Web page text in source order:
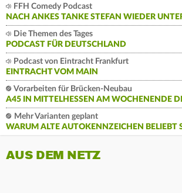
FFH Comedy Podcast
NACH ANKES TANKE STEFAN WIEDER
Die Themen des Tages
PODCAST FÜR DEUTSCHLAND
Podcast von Eintracht Frankfurt
EINTRACHT VOM MAIN
Vorarbeiten für Brücken-Neubau
A45 IN MITTELHESSEN AM WOCHENENDE
Mehr Varianten geplant
WARUM ALTE AUTOKENNZEICHEN BELIEBT
AUS DEM NETZ